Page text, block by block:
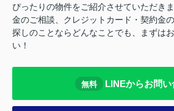
ぴったりの物件をご紹介させていただき
金のご相談、クレジットカード・契約金
探しのことならどんなことでも、まずは
い！
無料 LINEからお問い